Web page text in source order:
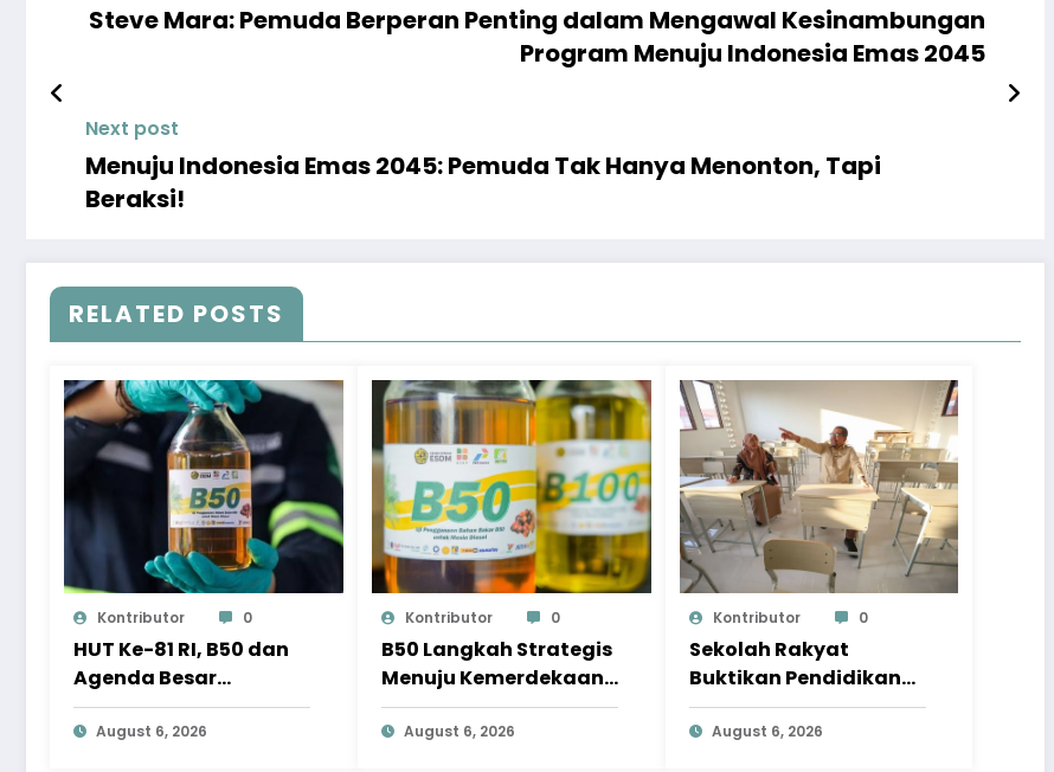
Steve Mara: Pemuda Berperan Penting dalam Mengawal Kesinambungan
Program Menuju Indonesia Emas 2045
Next post
Menuju Indonesia Emas 2045: Pemuda Tak Hanya Menonton, Tapi
Beraksi!
RELATED POSTS
Kontributor 0
HUT Ke-81 RI, B50 dan
Agenda Besar
Membebaskan
Indonesia dari
August 6, 2026
Kontributor 0
B50 Langkah Strategis
Menuju Kemerdekaan
Energi Indonesia
August 6, 2026
Kontributor 0
Sekolah Rakyat
Buktikan Pendidikan
Anak Miskin Kini
Menjadi Prioritas
August 6, 2026